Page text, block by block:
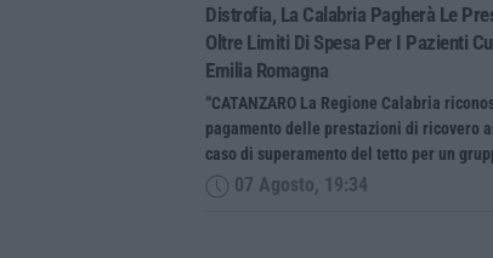
Distrofia, La Calabria Pagherà Le
Oltre Limiti Di Spesa Per I Pazienti
Emilia Romagna
“CATANZARO La Regione Calabria
pagamento delle prestazioni di ricovero
caso di superamento del tetto per un
07 Agosto, 19:34